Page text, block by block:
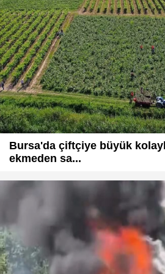
Bursa'da çiftçiye büyük
ekmeden sa...